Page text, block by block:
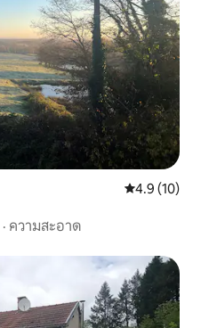
คะแนนเฉลี่ย
4.9 (10)
· ความสะอาด